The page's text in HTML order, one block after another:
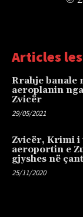
Articles
Rrahje banale
aeroplanin
Zvicër
29/05/2021
Zvicër, Krimi i
aeroportin e
gjyshes në
25/11/2020